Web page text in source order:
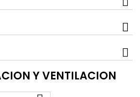
Y VENTILACION